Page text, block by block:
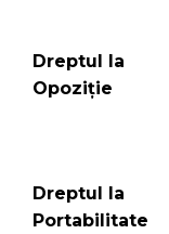
Dreptul la
Opoziție
Dreptul la
Portabilitate